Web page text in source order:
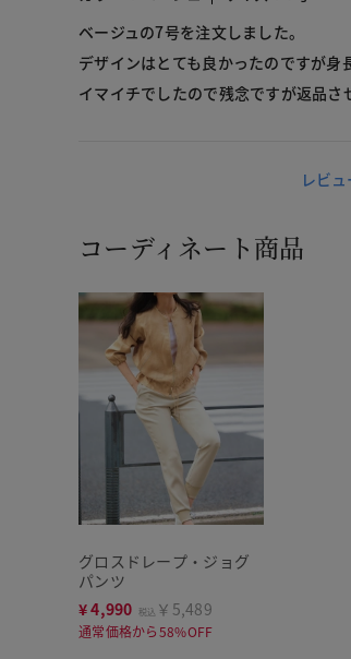
ベージュの7号を注文しました。
デザインはとても良かったのですが身
イマイチでしたので残念ですが返品さ
レビ
コーディネート商品
グロスドレープ・ジョグ
パンツ
¥4,990 税込 ￥5,489
通常価格から58%OFF